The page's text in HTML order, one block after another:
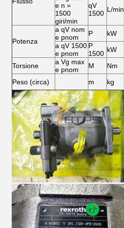
e n =
1500
giri/min
qV
1500 L/min
Potenza
a qV nom
e pnom
P kW
a qV 1500
e pnom
P
1500 kW
Torsione
a Vg max
e pnom
M Nm
Peso (circa) m kg